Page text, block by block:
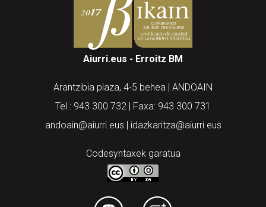
Aiurri.eus - Erroitz BM
Arantzibia plaza, 4-5 behea | ANDOAIN
Tel.: 943 300 732 | Faxa: 943 300 731
andoain@aiurri.eus | idazkaritza@aiurri.eus
Codesyntaxek garatua